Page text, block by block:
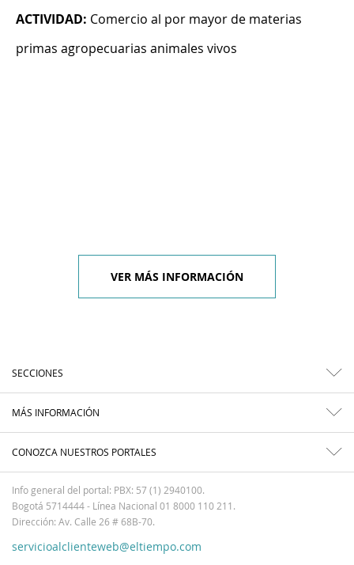
ACTIVIDAD: Comercio al por mayor de materias
primas agropecuarias animales vivos
VER MÁS INFORMACIÓN
SECCIONES
MÁS INFORMACIÓN
CONOZCA NUESTROS PORTALES
Info general del portal: PBX: 57 (1) 2940100.
Bogotá 5714444 - Línea Nacional 01 8000 110 211.
Dirección: Av. Calle 26 # 68B-70.
servicioalclienteweb@eltiempo.com